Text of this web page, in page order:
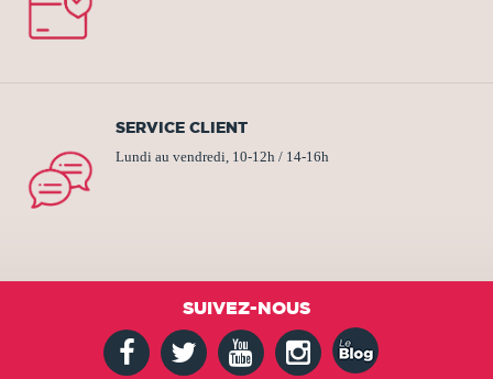
SERVICE CLIENT
Lundi au vendredi, 10-12h / 14-16h
SUIVEZ-NOUS